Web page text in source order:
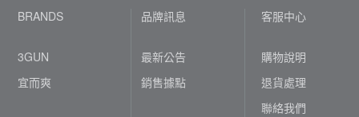
BRANDS
3GUN
宜而爽
品牌訊息
最新公告
銷售據點
客服中心
購物說明
退貨處理
聯絡我們